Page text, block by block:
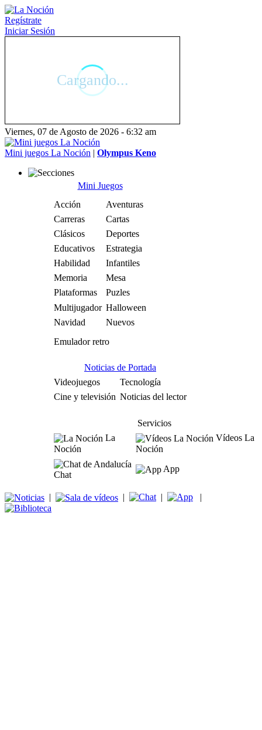
Regístrate
Iniciar Sesión
Viernes, 07 de Agosto de 2026 - 6:32 am
Mini juegos La Noción | Olympus Keno
Mini Juegos
Acción
Aventuras
Carreras
Cartas
Clásicos
Deportes
Educativos
Estrategia
Habilidad
Infantiles
Memoria
Mesa
Plataformas
Puzles
Multijugador Halloween
Navidad
Nuevos
Emulador retro
Noticias de Portada
Videojuegos
Tecnología
Cine y televisión Noticias del lector
Servicios
La
Noción
Vídeos La
Noción
Chat
App
| | | |